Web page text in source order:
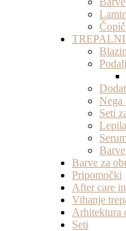
Nega
Seti
Barve za
Pripomočki
After care
Vihanje
Arhitektura
Seti